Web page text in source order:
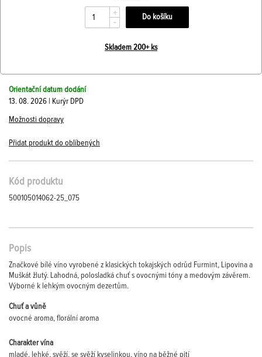
+
-
Skladem 200+ ks
Orientační datum dodání
13. 08. 2026 | Kurýr DPD
Možnosti dopravy
Přidat produkt do oblíbených
Kód produktu
500105014062-25_075
Popis
Značkové bílé víno vyrobené z klasických tokajských odrůd Furmint, Lipovina a
Muškát žlutý. Lahodná, polosladká chuť s ovocnými tóny a medovým závěrem.
Výborné k lehkým ovocným dezertům.
Chuť a vůně
ovocné aroma, florální aroma
Charakter vína
mladé, lehké, svěží, se svěží kyselinkou, víno na běžné pití